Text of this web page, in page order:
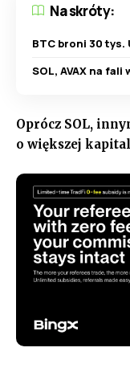
Na skróty:
BTC broni 30 tys.
SOL, AVAX na
Oprócz SOL,
o większej